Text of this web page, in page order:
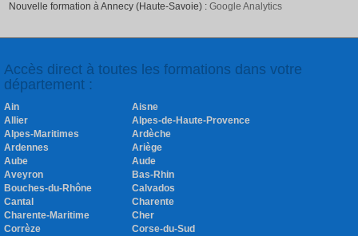
Nouvelle formation à Annecy (Haute-Savoie) :Google Analytics
Accès direct à toutes les formations dans votre
département :
Ain
Aisne
Allier
Alpes-de-Haute-Provence
Alpes-Maritimes
Ardèche
Ardennes
Ariège
Aube
Aude
Aveyron
Bas-Rhin
Bouches-du-Rhône
Calvados
Cantal
Charente
Charente-Maritime
Cher
Corrèze
Corse-du-Sud